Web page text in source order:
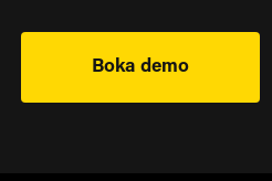
Boka demo